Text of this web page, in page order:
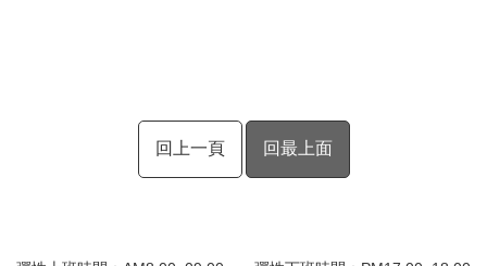
回上一頁 回最上面